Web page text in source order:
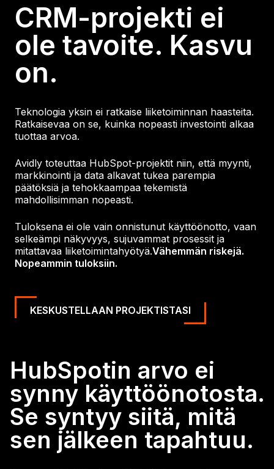
CRM-projekti ei
ole tavoite. Kasvu
on.
Teknologia yksin ei ratkaise liiketoiminnan haasteita.
Ratkaisevaa on se, kuinka nopeasti investointi alkaa
tuottaa arvoa.
Avidly toteuttaa HubSpot-projektit niin, että myynti,
markkinointi ja data alkavat tukea parempia
päätöksiä ja tehokkaampaa tekemistä
mahdollisimman nopeasti.
Tuloksena ei ole vain onnistunut käyttöönotto, vaan
selkeämpi näkyvyys, sujuvammat prosessit ja
mitattavaa liiketoimintahyötyä.Vähemmän riskejä.
Nopeammin tuloksiin.
KESKUSTELLAAN PROJEKTISTASI
HubSpotin arvo ei
synny käyttöönotosta.
Se syntyy siitä, mitä
sen jälkeen tapahtuu.